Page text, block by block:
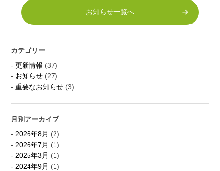
お知らせ一覧へ
カテゴリー
更新情報 (37)
お知らせ (27)
重要なお知らせ (3)
月別アーカイブ
2026年8月 (2)
2026年7月 (1)
2025年3月 (1)
2024年9月 (1)